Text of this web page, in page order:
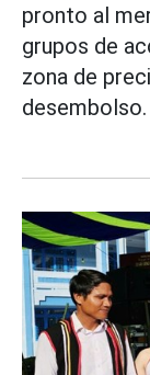
pronto al
grupos de
zona de
desembolso.